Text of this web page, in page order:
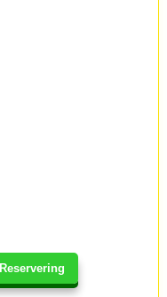
Reservering